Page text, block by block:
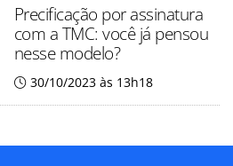
Precificação por assinatura
com a TMC: você já pensou
nesse modelo?
30/10/2023 às 13h18